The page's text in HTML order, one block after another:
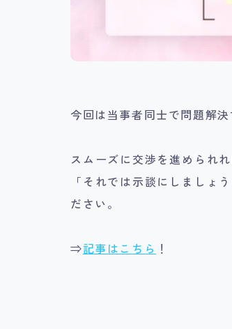
今回は当事者同士で問題解
スムーズに交渉を進められ
「それでは示談にしましょ
ださい。
⇒記事はこちら ！